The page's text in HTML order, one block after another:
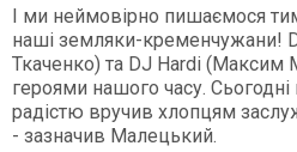
І ми неймовірно пишаємося
наші земляки-кременчужани!
Ткаченко) та DJ Hardi (Максим
героями нашого часу. Сьогодні
радістю вручив хлопцям
- зазначив Малецький.